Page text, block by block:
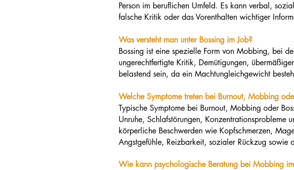
Person im beruflichen Umfeld. Es kann verbal,
falsche Kritik oder das Vorenthalten wichtiger
Was versteht man unter Bossing im Job?
Bossing ist eine spezielle Form von Mobbing, bei
ungerechtfertigte Kritik, Demütigungen,
belastend sein, da ein Machtungleichgewicht
Welche Symptome treten bei Burnout, Mobbing
Typische Symptome bei Burnout, Mobbing oder
Unruhe, Schlafstörungen, Konzentrationsprobleme
körperliche Beschwerden wie Kopfschmerzen,
Angstgefühle, Reizbarkeit, sozialer Rückzug
Wie kann psychologische Beratung bei Mobbing